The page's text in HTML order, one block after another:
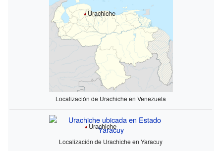
Urachiche
Localización de Urachiche en Venezuela
Urachiche
Localización de Urachiche en Yaracuy